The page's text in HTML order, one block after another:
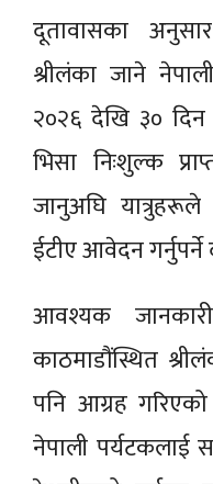
दूतावासका
श्रीलंका जाने
२०२६ देखि ३० दिन
भिसा निःशुल्क
जानुअघि
ईटीए आवेदन
आवश्यक
काठमाडौंस्थित
पनि आग्रह
नेपाली पर्यटकलाई